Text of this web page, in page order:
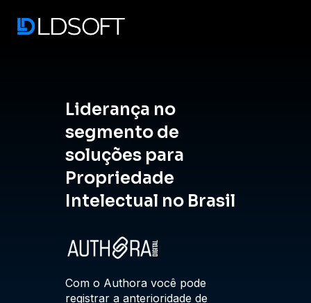
Liderança no
segmento de
soluções para
Propriedade
Intelectual no Brasil
Com o Authora você pode
registrar a anterioridade de